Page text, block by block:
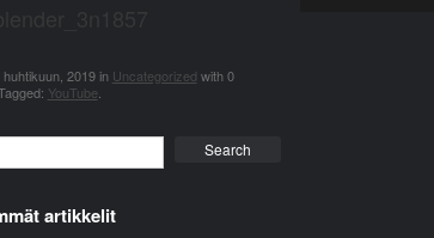
huhtikuun, 2019 in Uncategorized with0
YouTube
artikkelit